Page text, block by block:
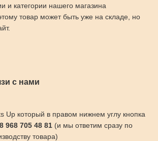
и категории нашего магазина
товар может быть уже на складе, но
с нами
Up который в правом нижнем углу кнопка
8 968 705 48 81(и мы ответим сразу по
товара)